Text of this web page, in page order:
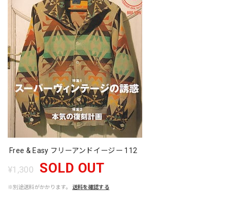
Free & Easy フリーアンドイージー 112
¥1,300 SOLD OUT
※別途送料がかかります。 送料を確認する